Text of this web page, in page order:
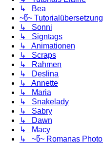
↳ Bea
~წ~
↳ Sonni
↳ Signtags
↳ Animationen
↳ Scraps
↳ Rahmen
↳ Deslina
↳ Annette
↳ Maria
↳ Snakelady
↳ Sabry
↳ Dawn
↳ Macy
↳ ~წ~ Romanas